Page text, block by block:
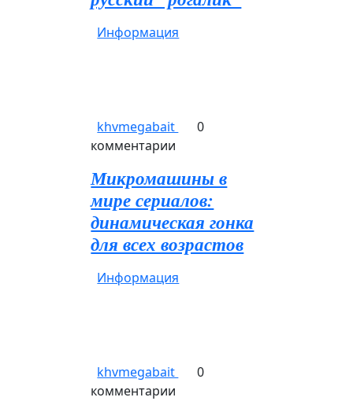
Информация
khvmegabait
0
комментарии
Микромашины в
мире сериалов:
динамическая гонка
для всех возрастов
Информация
khvmegabait
0
комментарии